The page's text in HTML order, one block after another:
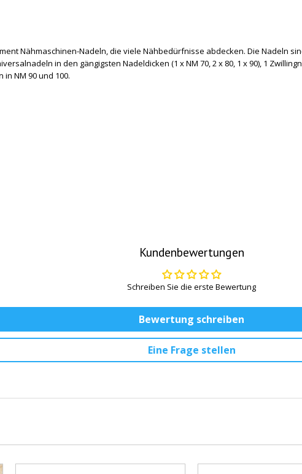
Nähmaschinen-Nadeln, die viele Nähbedürfnisse abdecken. Die Nadeln
in den gängigsten Nadeldicken (1 x NM 70, 2 x 80, 1 x 90), 1
in NM 90 und 100.
Kundenbewertungen
Schreiben Sie die erste Bewertung
Bewertung schreiben
Eine Frage stellen